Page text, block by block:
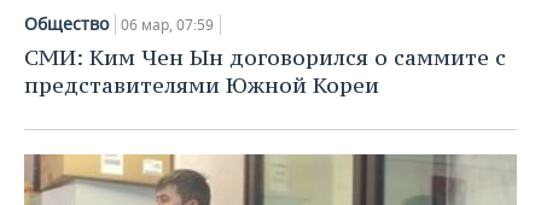
ХОККЕЙ С МЯЧОМ
ПРОИСШЕСТВИЯ
Общество 06 мар, 07:59
СМИ: Ким Чен Ын договорился о саммите с
представителями Южной Кореи